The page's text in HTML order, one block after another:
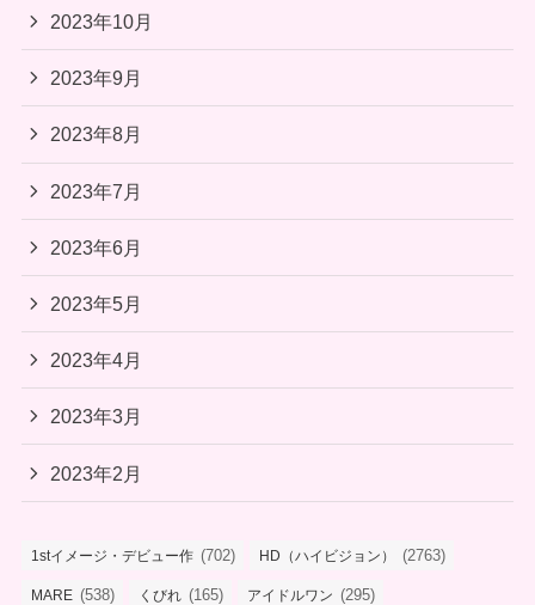
2023年10月
2023年9月
2023年8月
2023年7月
2023年6月
2023年5月
2023年4月
2023年3月
2023年2月
1stイメージ・デビュー作 (702) HD（ハイビジョン） (2763)
MARE (538) くびれ (165) アイドルワン (295)